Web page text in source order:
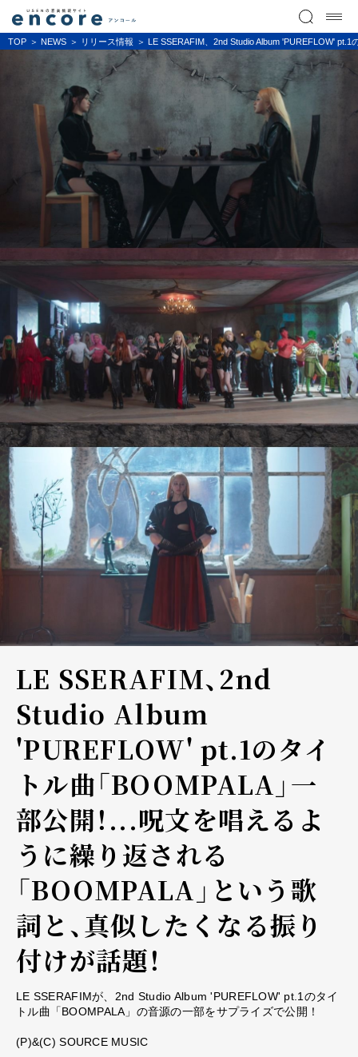
TOP NEWS リリース情報 LE SSERAFIM、2nd Studio Album 'PUREFLOW'
LE SSERAFIM、2nd
Studio Album
'PUREFLOW' pt.1のタイ
トル曲「BOOMPALA」一
部公開！...呪文を唱えるよ
うに繰り返される
「BOOMPALA」という歌
詞と、真似したくなる振り
付けが話題！
LE SSERAFIMが、2nd Studio Album 'PUREFLOW' pt.1のタイ
トル曲「BOOMPALA」の音源の一部をサプライズで公開！
(P)&(C) SOURCE MUSIC